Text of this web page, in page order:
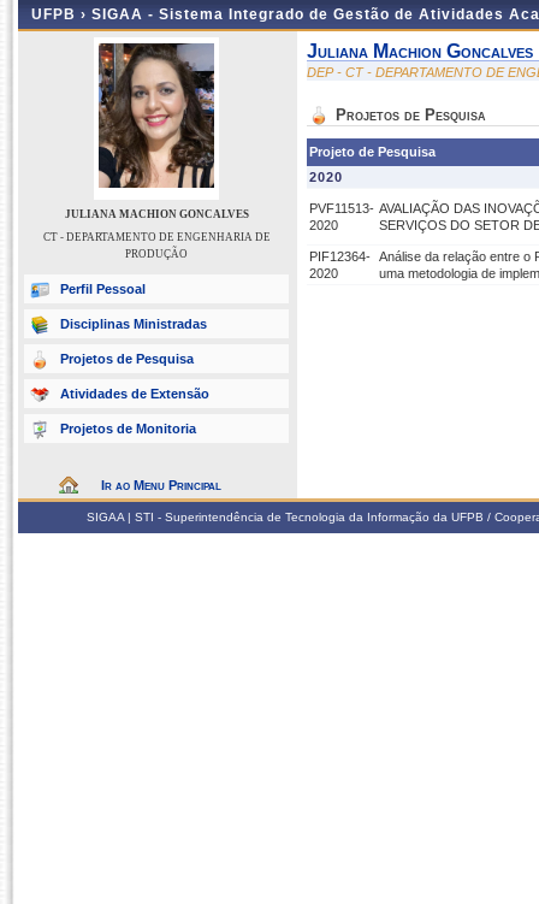
UFPB › SIGAA - Sistema Integrado de Gestão de Atividades
JULIANA MACHION GONCALVES
CT - DEPARTAMENTO DE ENGENHARIA DE
PRODUÇÃO
Perfil Pessoal
Disciplinas Ministradas
Projetos de Pesquisa
Atividades de Extensão
Projetos de Monitoria
Ir ao Menu Principal
Juliana Machion Goncalves
DEP - CT - DEPARTAMENTO DE
Projetos de Pesquisa
Projeto de Pesquisa
2020
PVF11513-
2020
AVALIAÇÃO DAS
SERVIÇOS DO SETOR
PIF12364-
2020
Análise da relação entre o
uma metodologia de
SIGAA | STI - Superintendência de Tecnologia da Informação da UFPB /